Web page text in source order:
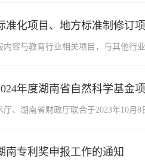
准化项目、地方标准制修订
内容与教育行业相关项目，与其他行
年度湖南省自然科学基金
、湖南省财政厅联合于2023年10月
南专利奖申报工作的通知